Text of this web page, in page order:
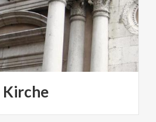
Kirche